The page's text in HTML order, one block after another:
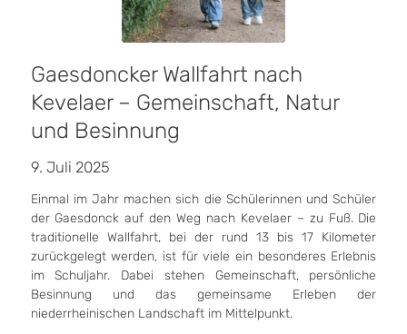
Gaesdoncker Wallfahrt nach
Kevelaer – Gemeinschaft, Natur
und Besinnung
9. Juli 2025
Einmal im Jahr machen sich die Schülerinnen und Schüler
der Gaesdonck auf den Weg nach Kevelaer – zu Fuß. Die
traditionelle Wallfahrt, bei der rund 13 bis 17 Kilometer
zurückgelegt werden, ist für viele ein besonderes Erlebnis
im Schuljahr. Dabei stehen Gemeinschaft, persönliche
Besinnung und das gemeinsame Erleben der
niederrheinischen Landschaft im Mittelpunkt.